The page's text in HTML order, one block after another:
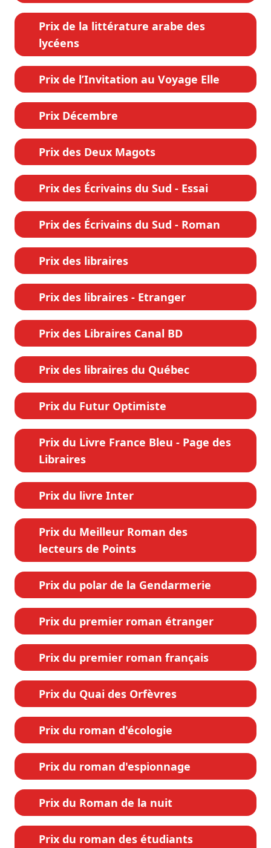
Prix de la littérature arabe des
lycéens
Prix de l’Invitation au Voyage Elle
Prix Décembre
Prix des Deux Magots
Prix des Écrivains du Sud - Essai
Prix des Écrivains du Sud - Roman
Prix des libraires
Prix des libraires - Etranger
Prix des Libraires Canal BD
Prix des libraires du Québec
Prix du Futur Optimiste
Prix du Livre France Bleu - Page des
Libraires
Prix du livre Inter
Prix du Meilleur Roman des
lecteurs de Points
Prix du polar de la Gendarmerie
Prix du premier roman étranger
Prix du premier roman français
Prix du Quai des Orfèvres
Prix du roman d'écologie
Prix du roman d'espionnage
Prix du Roman de la nuit
Prix du roman des étudiants